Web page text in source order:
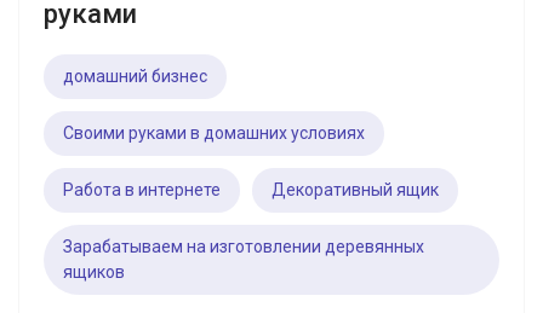
руками
домашний бизнес
Своими руками в домашних условиях
Работа в интернете Декоративный ящик
Зарабатываем на изготовлении деревянных
ящиков